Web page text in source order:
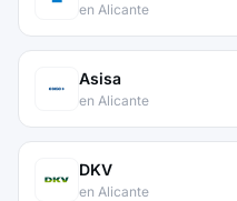
en Alicante
Asisa
en Alicante
DKV
en Alicante